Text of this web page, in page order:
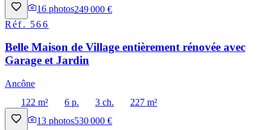
16 photos249 000 €
Réf. 566
Belle Maison de Village entièrement rénovée avec
Garage et Jardin
Ancône
122 m²
6 p. 3 ch.
227 m²
13 photos530 000 €